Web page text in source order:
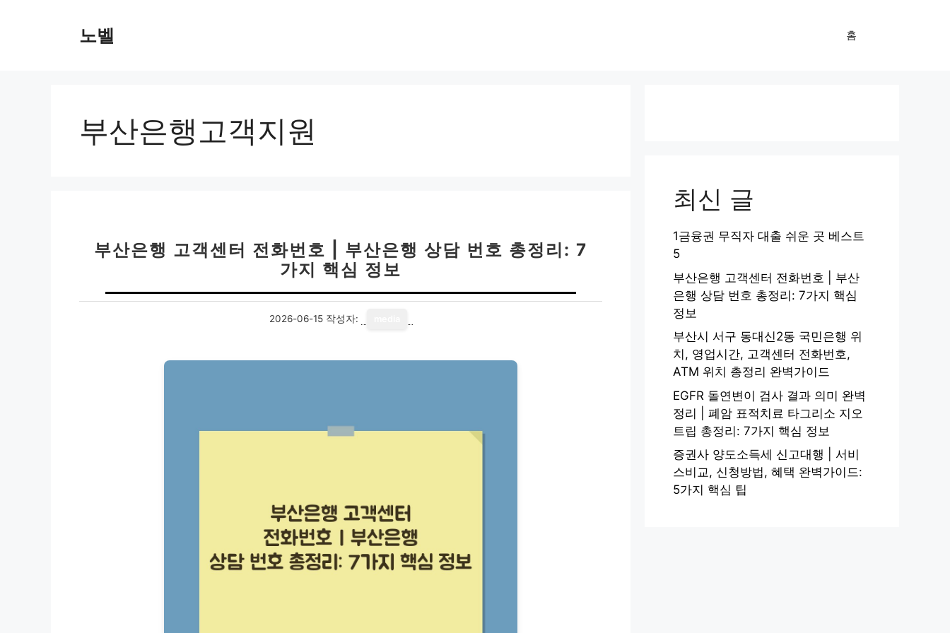
노벨 홈
부산은행고객지원
부산은행 고객센터 전화번호 | 부산은행 상담 번호 총정리: 7
가지 핵심 정보
2026-06-15 작성자:
최신 글
1금융권 무직자 대출 쉬운 곳 베스트
5
부산은행 고객센터 전화번호 | 부산
은행 상담 번호 총정리: 7가지 핵심
정보
부산시 서구 동대신2동 국민은행 위
치, 영업시간, 고객센터 전화번호,
ATM 위치 총정리 완벽가이드
EGFR 돌연변이 검사 결과 의미 완벽
정리 | 폐암 표적치료 타그리소 지오
트립 총정리: 7가지 핵심 정보
증권사 양도소득세 신고대행 | 서비
스비교, 신청방법, 혜택 완벽가이드:
5가지 핵심 팁